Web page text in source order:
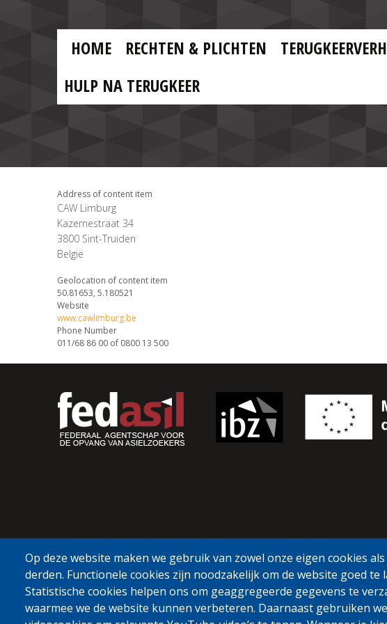
MAIN
MENU
NL
HOME RECHTEN & PLICHTEN
HULP NA TERUGKEER
Address of content item
CAW Limburg
Kazernestraat 34
3800 Sint-Truiden
België
Geolocation of content item
50.81653, 5.180521
Website
www.cawlimburg.be
Phone Number
011/68 86 00 of 0800 13 500
Op deze website maken we gebruik van zowel onze eigen cookies
derden. Functionele cookies zijn noodzakelijk om de website goed te
Statistische cookies helpen ons om geaggregeerde gegevens te
waarmee we de website kunnen verbeteren. Daarnaast gebruiken we